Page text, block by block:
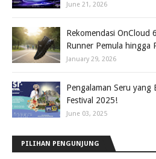
June 21, 2026
Rekomendasi OnCloud
Runner Pemula hingga
January 29, 2026
Pengalaman Seru yang
Festival 2025!
June 03, 2025
PILIHAN PENGUNJUNG